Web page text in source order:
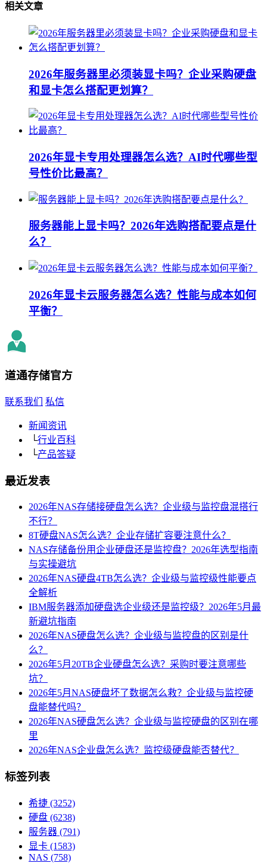
相关文章
2026年服务器里必须装显卡吗？企业采购硬盘
和显卡怎么搭配更划算？
2026年显卡专用处理器怎么选？AI时代哪些型
号性价比最高？
服务器能上显卡吗？2026年选购搭配要点是什
么？
2026年显卡云服务器怎么选？性能与成本如何
平衡？
道通存储官方
联系我们 私信
新闻资讯
└行业百科
└产品答疑
最近发表
2026年NAS存储接硬盘怎么选？企业级与监控盘混搭行
不行？
8T硬盘NAS怎么选？企业存储扩容要注意什么？
NAS存储备份用企业硬盘还是监控盘？2026年选型指南
与实操避坑
2026年NAS硬盘4TB怎么选？企业级与监控级性能要点
全解析
IBM服务器添加硬盘选企业级还是监控级？2026年5月最
新避坑指南
2026年NAS硬盘怎么选？企业级与监控盘的区别是什
么？
2026年5月20TB企业硬盘怎么选？采购时要注意哪些
坑？
2026年5月NAS硬盘坏了数据怎么救？企业级与监控硬
盘能替代吗？
2026年NAS硬盘怎么选？企业级与监控硬盘的区别在哪
里
2026年NAS企业盘怎么选？监控级硬盘能否替代？
标签列表
希捷 (3252)
硬盘 (6238)
服务器 (791)
显卡 (1583)
NAS (758)